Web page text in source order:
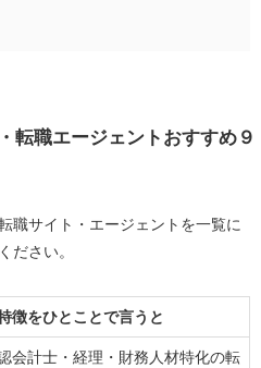
して転職先を決める会計士
法人が激務だった
職先の選択肢が増えた
転職先を決める前に考える
形のワークライフバランスと
転職エージェントおすすめ９
職サイト・エージェントを一覧に
ださい。
徴をひとことで言うと
会計士・経理・財務人材特化の転